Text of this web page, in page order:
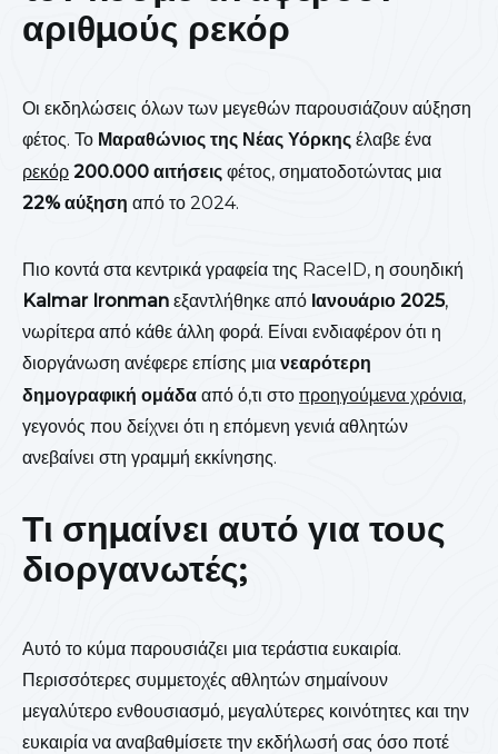
αριθμούς ρεκόρ
Οι εκδηλώσεις όλων των μεγεθών παρουσιάζουν αύξηση
φέτος. Το Μαραθώνιος της Νέας Υόρκης έλαβε ένα
ρεκόρ 200.000 αιτήσεις φέτος, σηματοδοτώντας μια
22% αύξηση από το 2024.
Πιο κοντά στα κεντρικά γραφεία της RaceID, η σουηδική
Kalmar Ironman εξαντλήθηκε από Ιανουάριο 2025,
νωρίτερα από κάθε άλλη φορά. Είναι ενδιαφέρον ότι η
διοργάνωση ανέφερε επίσης μια νεαρότερη
δημογραφική ομάδα από ό,τι στο προηγούμενα χρόνια,
γεγονός που δείχνει ότι η επόμενη γενιά αθλητών
ανεβαίνει στη γραμμή εκκίνησης.
Τι σημαίνει αυτό για τους
διοργανωτές;
Αυτό το κύμα παρουσιάζει μια τεράστια ευκαιρία.
Περισσότερες συμμετοχές αθλητών σημαίνουν
μεγαλύτερο ενθουσιασμό, μεγαλύτερες κοινότητες και την
ευκαιρία να αναβαθμίσετε την εκδήλωσή σας όσο ποτέ